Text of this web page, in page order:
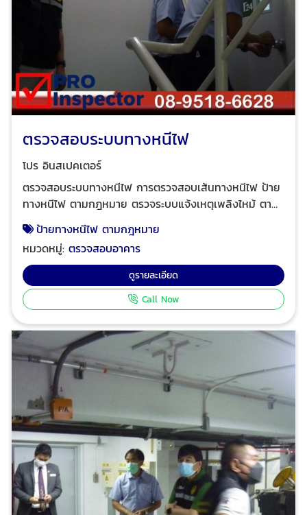
ตรวจสอบระบบทางหนีไฟ
โปร อินสเปคเตอร์
ตรวจสอบระบบทางหนีไฟ การตรวจสอบเส้นทางหนีไฟ ป้าย
ทางหนีไฟ ตามกฎหมาย ตรวจระบบแจ้งเหตุเพลิงไหม้ ตาม
ไหม้ (Fire alarm system) ตรวจเช็คระบบไฟอลาม โดยทีม
วิศวกรมืออาชีพตามหลักมาตรฐานสากล พร้อมออกรายงาน
การตรวจรับรองและข้อเสนอแนะปรับปรุงให้อุปกรณ์สามารถ
ใช้งานได้อย่างปลอดภัย โปร อินสเปคเตอร์ ทีมงานวิศวกร
มืออาชีพ ผู้เชี่ยวชาญด้านการให้บริการตรวจสอบอาคาร
รับรองระบบไฟฟ้าประจำปี ตรวจสอบระบบแจ้งเหตุเพลิงไหม้
อาคารและโรงงาน เพื่อทำรายงานและ ออกหนังสือรับรอง
ความปลอดภัยประเภทต่างๆ ตามกฎหมาย ได้รับความไว้
วางใจจากบริษัทชั้นนำระดับแนวหน้าของไทย และโรงงานชั้น
นำของไทย
ป้ายทางหนีไฟ ตามกฎหมาย
หมวดหมู่:ตรวจสอบอาคาร
ดูรายละเอียด
Call Now